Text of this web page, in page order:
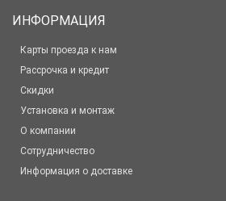
ИНФОРМАЦИЯ
Карты проезда к нам
Рассрочка и кредит
Скидки
Установка и монтаж
О компании
Сотрудничество
Информация о доставке